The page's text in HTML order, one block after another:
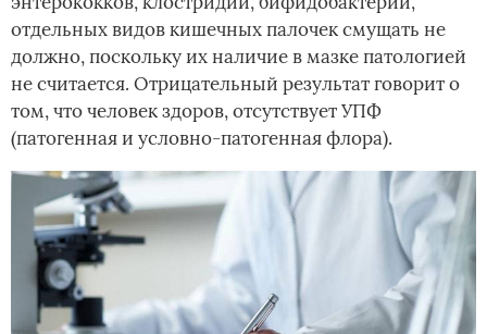
отдельных видов кишечных палочек смущать не
должно, поскольку их наличие в мазке патологией
не считается. Отрицательный результат говорит о
том, что человек здоров, отсутствует УПФ
(патогенная и условно-патогенная флора).